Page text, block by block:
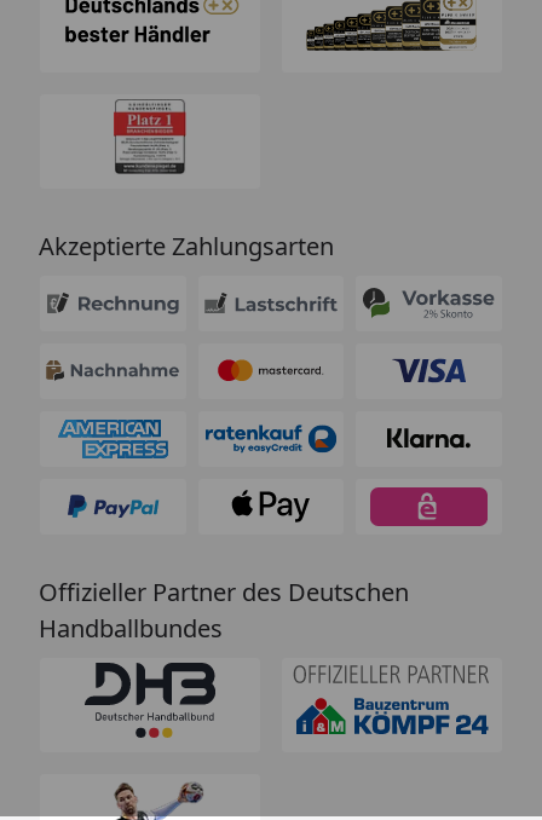
Akzeptierte Zahlungsarten
Offizieller Partner des Deutschen
Handballbundes